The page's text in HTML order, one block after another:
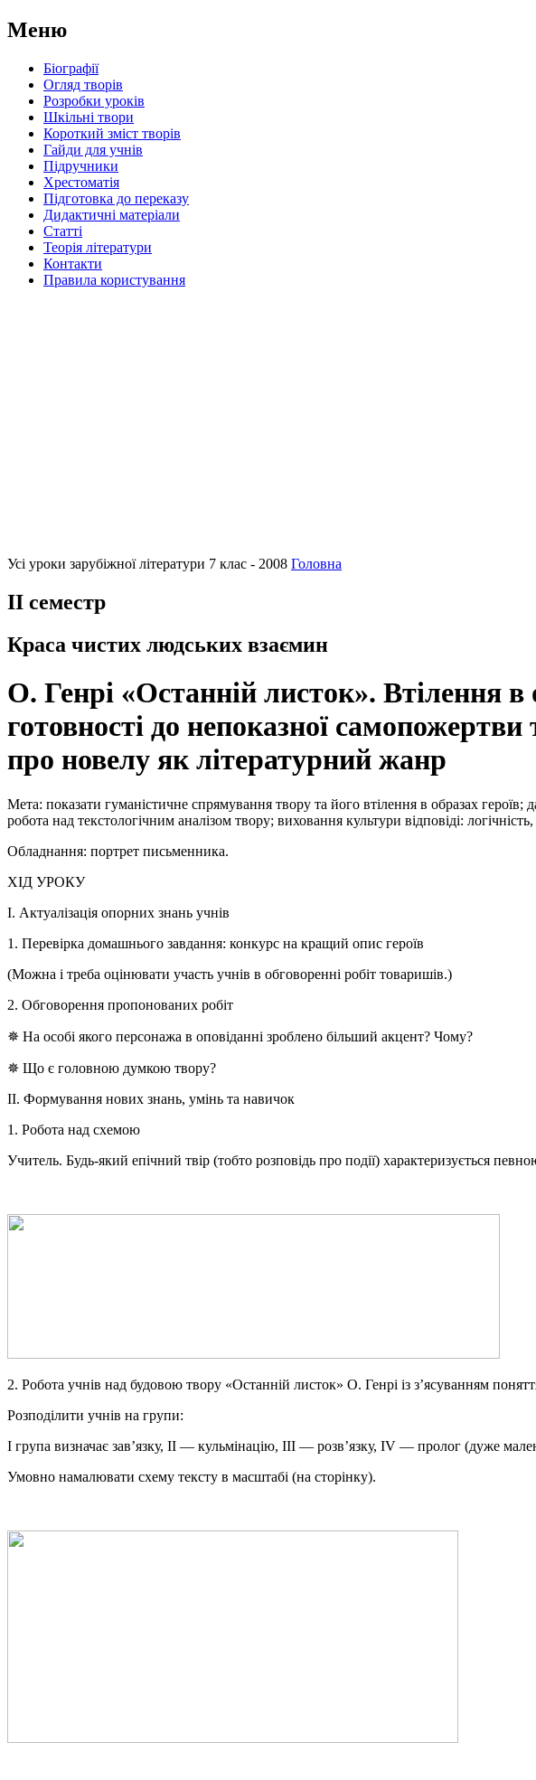
Меню
Біографії
Огляд творів
Розробки уроків
Шкільні твори
Короткий зміст творів
Гайди для учнів
Підручники
Хрестоматія
Підготовка до переказу
Дидактичні матеріали
Статті
Теорія літератури
Контакти
Правила користування
Усі уроки зарубіжної літератури 7 клас - 2008 Головна
II семестр
Краса чистих людських взаємин
О. Генрі «Останній листок». Втілення
готовності до непоказної
про новелу як літературний жанр
Мета: показати гуманістичне спрямування твору та його втілення в образах
робота над текстологічним аналізом твору; виховання культури відповіді:
Обладнання: портрет письменника.
ХІД УРОКУ
І. Актуалізація опорних знань учнів
1. Перевірка домашнього завдання: конкурс на кращий опис героїв
(Можна і треба оцінювати участь учнів в обговоренні робіт товаришів.)
2. Обговорення пропонованих робіт
✵ На особі якого персонажа в оповіданні зроблено більший акцент? Чому?
✵ Що є головною думкою твору?
ІІ. Формування нових знань, умінь та навичок
1. Робота над схемою
Учитель. Будь-який епічний твір (тобто розповідь про події) характеризується
2. Робота учнів над будовою твору «Останній листок» О. Генрі із з’ясуванням
Розподілити учнів на групи:
І група визначає зав’язку, ІІ — кульмінацію, ІІІ — розв’язку, IV — пролог (дуже
Умовно намалювати схему тексту в масштабі (на сторінку).